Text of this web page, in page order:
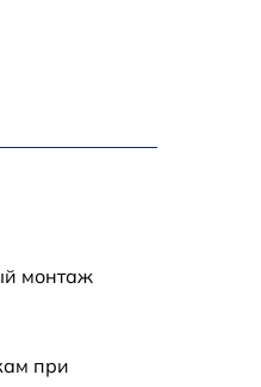
монтаж
при